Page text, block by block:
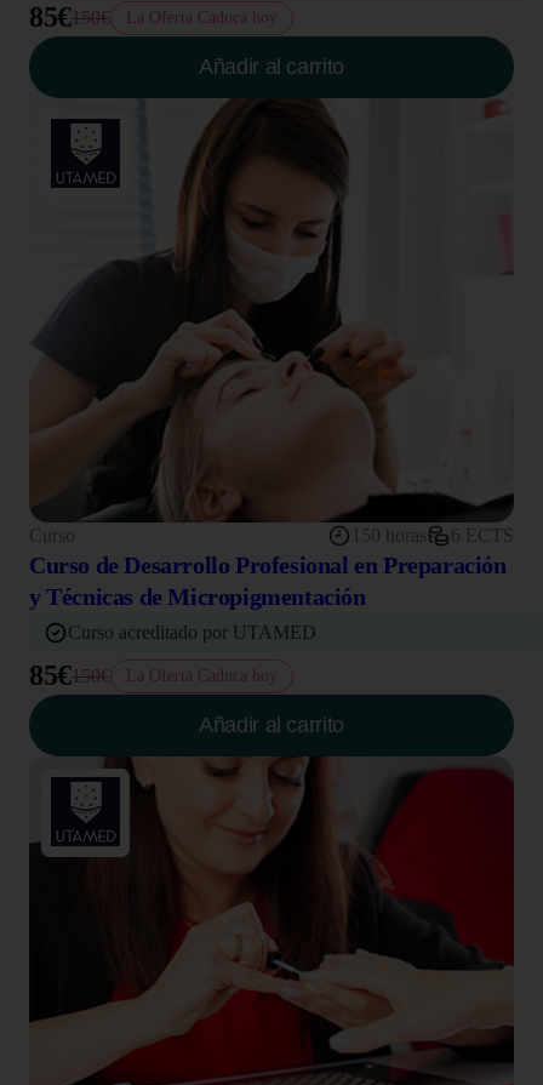
85€150€ La Oferta Caduca hoy
Añadir al carrito
Curso 150 horas 6 ECTS
Curso de Desarrollo Profesional en Preparación
y Técnicas de Micropigmentación
Curso acreditado por UTAMED
85€150€ La Oferta Caduca hoy
Añadir al carrito